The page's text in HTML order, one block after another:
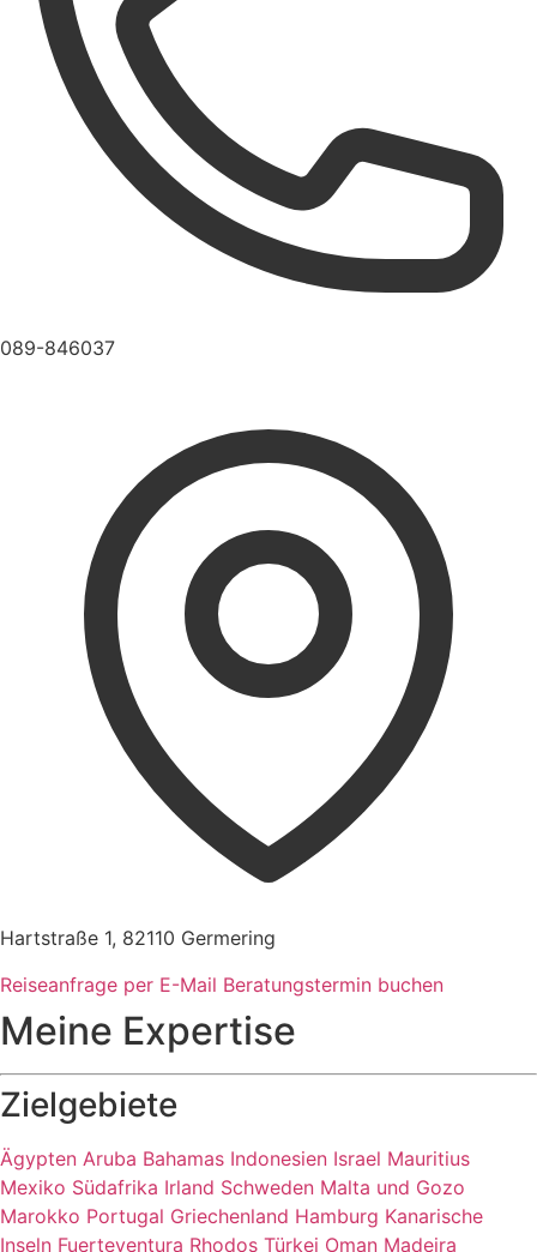
089-846037
Hartstraße 1, 82110 Germering
Reiseanfrage per E-Mail Beratungstermin buchen
Meine Expertise
Zielgebiete
Ägypten Aruba Bahamas Indonesien Israel Mauritius
Mexiko Südafrika Irland Schweden Malta und Gozo
Marokko Portugal Griechenland Hamburg Kanarische
Inseln Fuerteventura Rhodos Türkei Oman Madeira